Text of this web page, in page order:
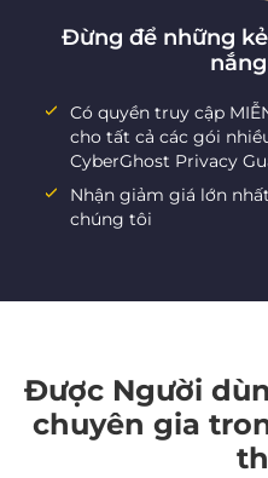
Đừng để những
Có quyền truy cập
cho tất cả các gói
CyberGhost Privacy
Nhận giảm giá lớn
chúng tôi
Được Người
chuyên gia